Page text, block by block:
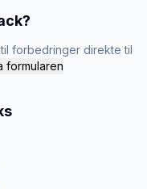
forbedringer direkte til
formularen